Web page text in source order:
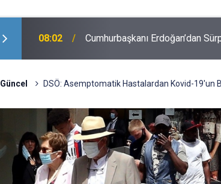
08:02 Cumhurbaşkanı Erdoğan’dan
Güncel DSÖ: Asemptomatik Hastalardan Kovid-19'un